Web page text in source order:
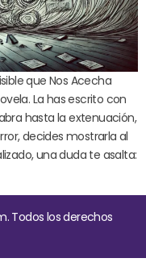
que Nos Acecha
La has escrito con
hasta la extenuación,
decides mostrarla al
una duda te asalta:
Todos los derechos